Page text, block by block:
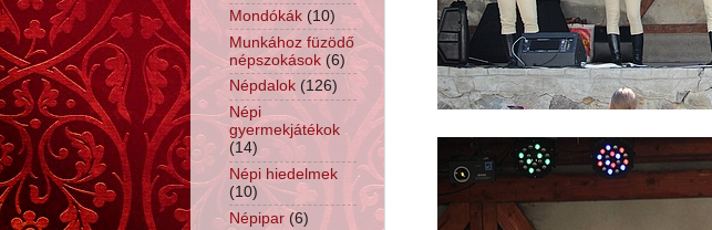
Mondókák (10)
Munkához füzödő
népszokások (6)
Népdalok (126)
Népi
gyermekjátékok
(14)
Népi hiedelmek
(10)
Népipar (6)